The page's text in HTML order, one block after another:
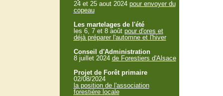
24 et 25 aout 2024 pour envoyer du
copeau
Les martelages de l'été
les 6, 7 et 8 août pour d'ores et
déjà préparer l'automne et l'hiver
Conseil d'Administration
8 juillet 2024 de Forestiers d'Alsace
Projet de Forêt primaire
02/08/2024
la position de l'association
forestière locale